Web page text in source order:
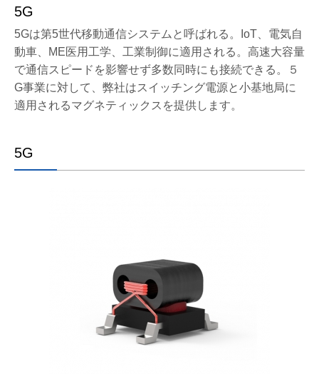
5G
5Gは第5世代移動通信システムと呼ばれる。IoT、電気自
動車、ME医用工学、工業制御に適用される。高速大容量
で通信スピードを影響せず多数同時にも接続できる。５
G事業に対して、弊社はスイッチング電源と小基地局に
適用されるマグネティックスを提供します。
5G